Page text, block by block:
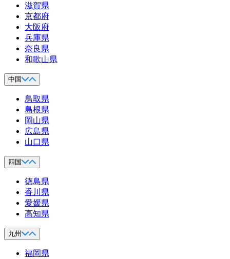
滋賀県
京都府
大阪府
兵庫県
奈良県
和歌山県
中国
鳥取県
島根県
岡山県
広島県
山口県
四国
徳島県
香川県
愛媛県
高知県
九州
福岡県